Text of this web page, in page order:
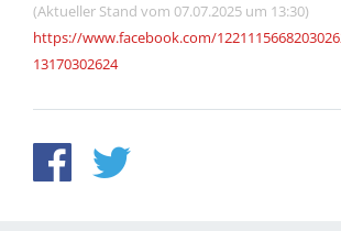
(Aktueller Stand vom 07.07.2025 um 13:30)
https://www.facebook.com/
13170302624